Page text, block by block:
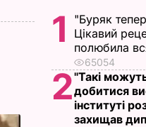
1
"Буряк
Цікавий
полюбила
65054
2"Такі
добитися
інституті
захищав